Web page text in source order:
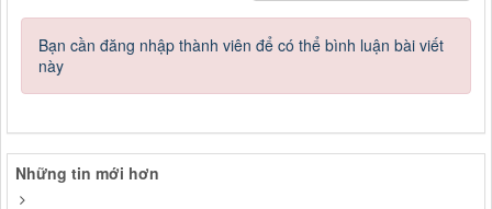
Bạn cần đăng nhập thành viên để có thể bình luận bài viết
này
Những tin mới hơn